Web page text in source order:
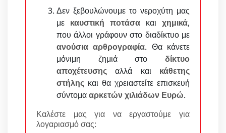
Δεν ξεβουλώνουμε το νεροχύτη μας
με καυστική ποτάσα και χημικά,
που άλλοι γράφουν στο διαδίκτυο με
ανούσια αρθρογραφία. Θα κάνετε
μόνιμη ζημιά στο δίκτυο
αποχέτευσης αλλά και κάθετης
στήλης και θα χρειαστείτε επισκευή
σύντομααρκετών χιλιάδων Ευρώ.
Καλέστε μας για να εργαστούμε για
λογαριασμό σας: